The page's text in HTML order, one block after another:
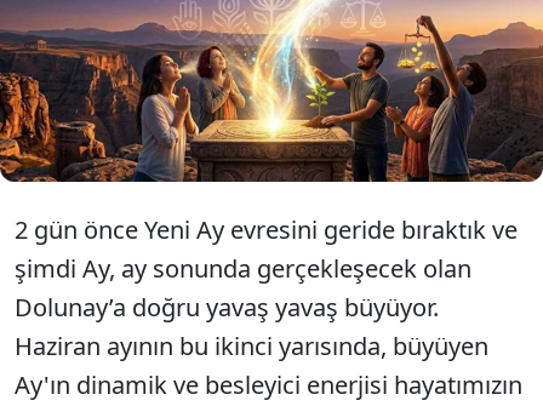
Ay takvimiyle Yengeç’in şefkatli kabuğundan
çıkıp Aslan’ın ihtişamına adım atın; güzellik
rutinlerinden kalp meditasyonuna bugünün
kozmik şifreleri çözülüyor.
2 gün önce Yeni Ay evresini geride bıraktık ve
şimdi Ay, ay sonunda gerçekleşecek olan
Dolunay’a doğru yavaş yavaş büyüyor.
Haziran ayının bu ikinci yarısında, büyüyen
Ay'ın dinamik ve besleyici enerjisi hayatımızın